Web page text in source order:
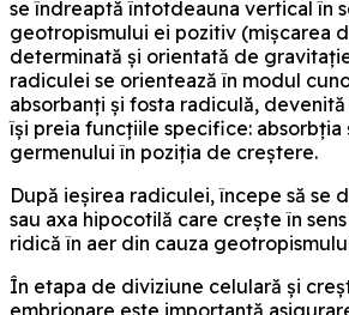
se îndreaptă întotdeauna vertical în
geotropismului ei pozitiv (mișcarea
determinată și orientată de
radiculei se orientează în modul
absorbanți și fosta radiculă,
își preia funcțiile specifice: absorbția
germenului în poziția de creștere.
După ieșirea radiculei, începe să se
sau axa hipocotilă care crește în
ridică în aer din cauza
În etapa de diviziune celulară și
embrionare este importantă